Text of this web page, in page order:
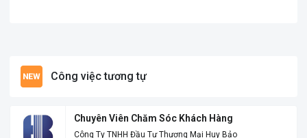
Công việc tương tự
Chuyên Viên Chăm Sóc Khách Hàng
Công Ty TNHH Đầu Tư Thương Mại Huy Bảo